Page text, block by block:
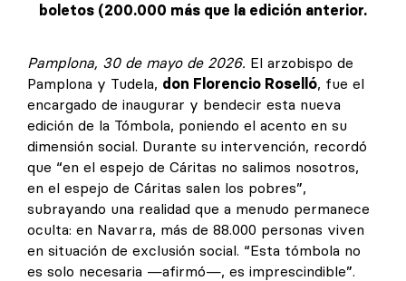
boletos (200.000 más que la edición anterior.
Pamplona, 30 de mayo de 2026. El arzobispo de
Pamplona y Tudela, don Florencio Roselló, fue el
encargado de inaugurar y bendecir esta nueva
edición de la Tómbola, poniendo el acento en su
dimensión social. Durante su intervención, recordó
que “en el espejo de Cáritas no salimos nosotros,
en el espejo de Cáritas salen los pobres”,
subrayando una realidad que a menudo permanece
oculta: en Navarra, más de 88.000 personas viven
en situación de exclusión social. “Esta tómbola no
es solo necesaria —afirmó—, es imprescindible”.